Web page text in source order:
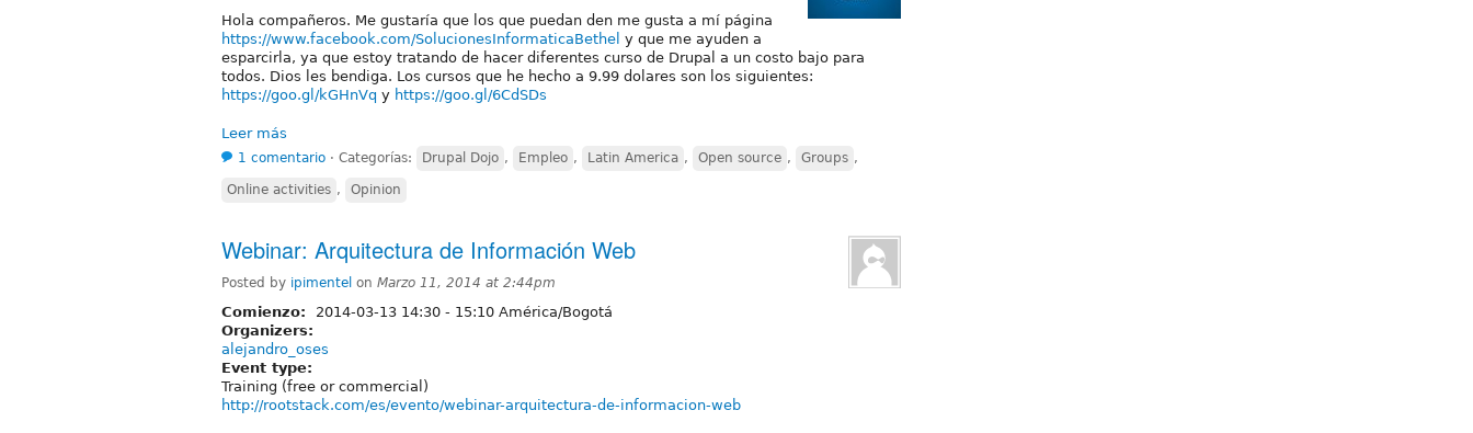
Hola compañeros. Me gustaría que los que puedan den me gusta a mí página
https://www.facebook.com/SolucionesInformaticaBethel y que me ayuden a
esparcirla, ya que estoy tratando de hacer diferentes curso de Drupal a un costo bajo para
todos. Dios les bendiga. Los cursos que he hecho a 9.99 dolares son los siguientes:
https://goo.gl/kGHnVq y https://goo.gl/6CdSDs
Leer más
1 comentario ⋅ Categorías: Drupal Dojo , Empleo , Latin America , Open source , Groups ,
Online activities , Opinion
Webinar: Arquitectura de Información Web
Posted by ipimentel on Marzo 11, 2014 at 2:44pm
Comienzo: 2014-03-13 14:30 - 15:10 América/Bogotá
Organizers:
alejandro_oses
Event type:
Training (free or commercial)
http://rootstack.com/es/evento/webinar-arquitectura-de-informacion-web